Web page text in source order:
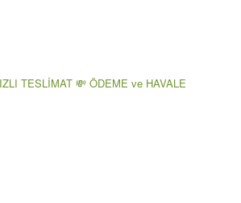
TESLİMAT 💸 ÖDEME ve HAVALE